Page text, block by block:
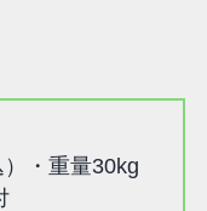
・重量30kg